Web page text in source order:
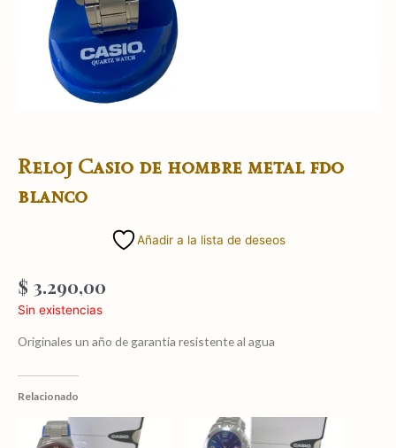
Reloj Casio de hombre metal fdo
blanco
Añadir a la lista de deseos
$ 3.290,00
Sin existencias
Originales un año de garantía resistente al agua
Relacionado